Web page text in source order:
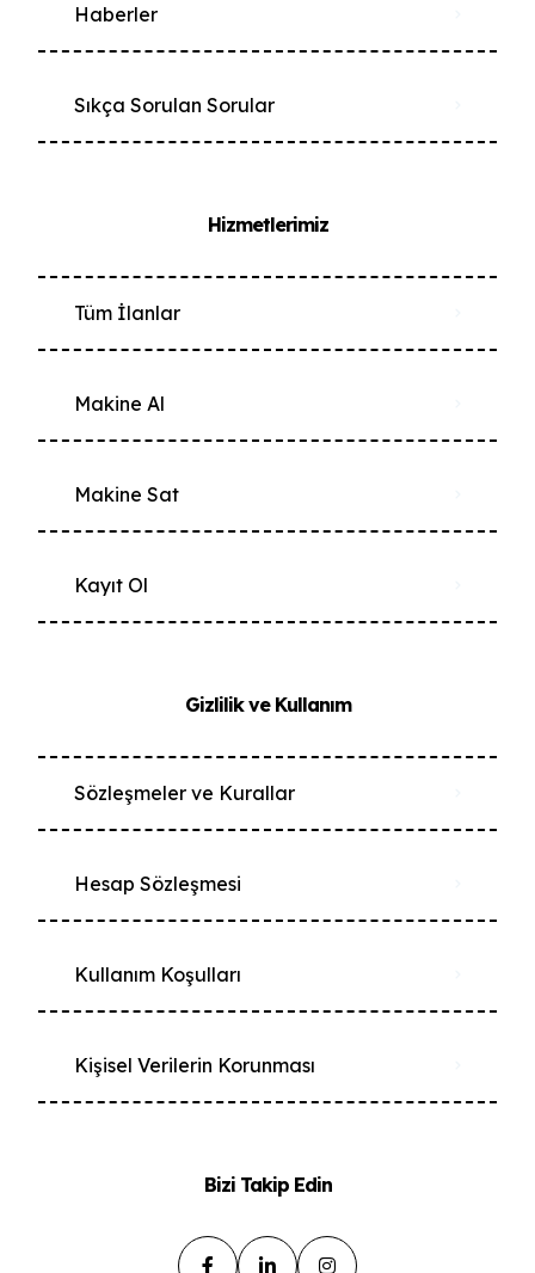
Haberler
Sıkça Sorulan Sorular
Hizmetlerimiz
Tüm İlanlar
Makine Al
Makine Sat
Kayıt Ol
Gizlilik ve Kullanım
Sözleşmeler ve Kurallar
Hesap Sözleşmesi
Kullanım Koşulları
Kişisel Verilerin Korunması
Bizi Takip Edin